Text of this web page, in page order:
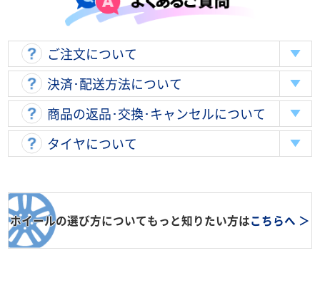
ご注文について
決済･配送方法について
商品の返品･交換･キャンセルについて
タイヤについて
ホイールの選び方についてもっと知りたい方はこちらへ ＞